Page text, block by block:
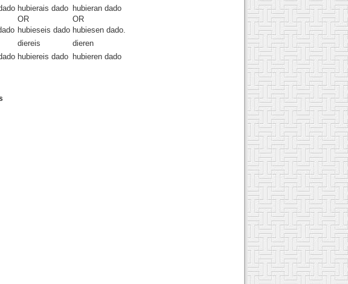
hubierais dado
OR
hubieseis dado
hubieran dado
OR
hubiesen dado.
diereis
dieren
hubiereis dado hubieren dado